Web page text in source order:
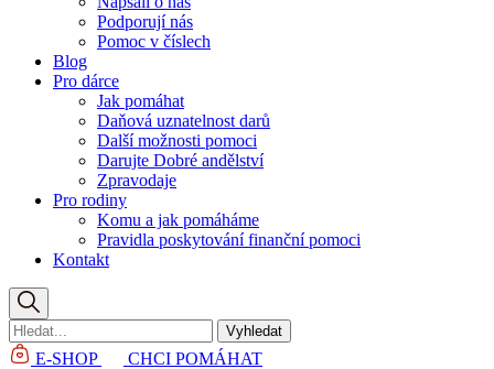
Podporují nás
Pomoc v číslech
Blog
Pro dárce
Jak pomáhat
Daňová uznatelnost darů
Další možnosti pomoci
Darujte Dobré andělství
Zpravodaje
Pro rodiny
Komu a jak pomáháme
Pravidla poskytování finanční pomoci
Kontakt
Vyhledat
E-SHOP
CHCI POMÁHAT